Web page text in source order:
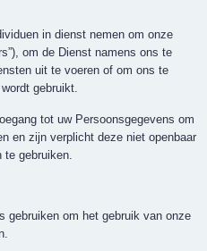
in dienst nemen om onze
om de Dienst namens ons te
uit te voeren of om ons te
gebruikt.
tot uw Persoonsgegevens om
en zijn verplicht deze niet openbaar
gebruiken.
gebruiken om het gebruik van onze